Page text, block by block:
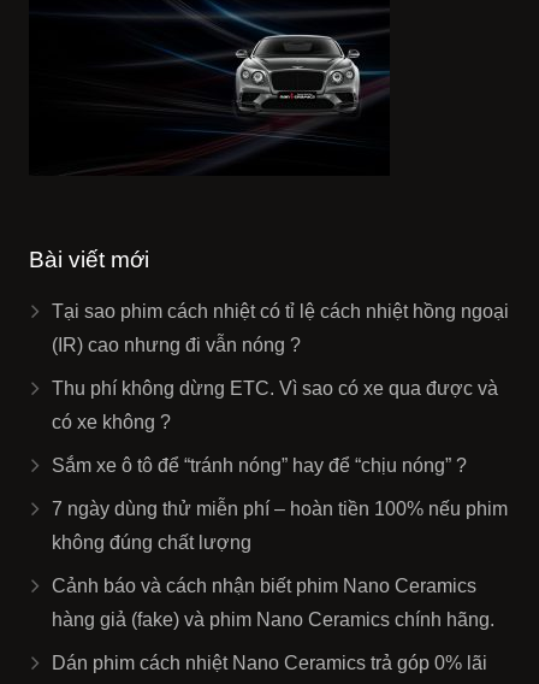
Hình ảnh dán xe
Bài viết mới
Tại sao phim cách nhiệt có tỉ lệ cách nhiệt hồng ngoại
(IR) cao nhưng đi vẫn nóng ?
Thu phí không dừng ETC. Vì sao có xe qua được và
có xe không ?
Sắm xe ô tô để “tránh nóng” hay để “chịu nóng” ?
7 ngày dùng thử miễn phí – hoàn tiền 100% nếu phim
không đúng chất lượng
Cảnh báo và cách nhận biết phim Nano Ceramics
hàng giả (fake) và phim Nano Ceramics chính hãng.
Dán phim cách nhiệt Nano Ceramics trả góp 0% lãi